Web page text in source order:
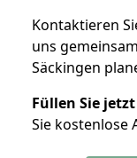
Kontaktieren
uns
Säckingen
Füllen Sie
Sie kostenlose